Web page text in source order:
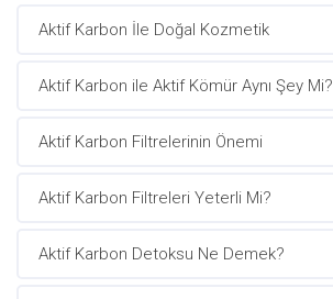
Aktif Karbon İle Doğal Kozmetik
Aktif Karbon ile Aktif Kömür Aynı Şey Mi?
Aktif Karbon Filtrelerinin Önemi
Aktif Karbon Filtreleri Yeterli Mi?
Aktif Karbon Detoksu Ne Demek?